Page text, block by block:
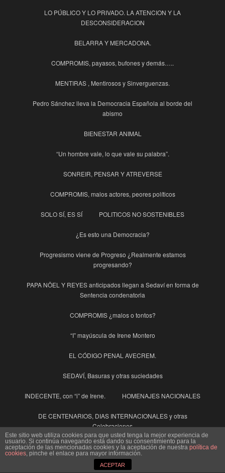
LO PÚBLICO Y LO PRIVADO. LA ATENCION Y LA
DESCONSIDERACION
BELARRA Y MERCADONA.
COMPROMIS, payasos, bufones y demás…..
MENTIRAS , Mentirosos y Sinverguenzas.
Pedro Sánchez lleva la Democracia Española al borde del
abismo
BIENESTAR ANIMAL
“Un hombre vale, lo que vale su palabra”.
SONREIR, PENSAR Y ATREVERSE
COMPROMIS, malos actores, peores políticos
SOLO SÍ, ES SÍ POLITICOS NO SOSTENIBLES
¿Es esto una Democracia?
Progresismo viene de Progreso ¿Realmente estamos
progresando?
PAPA NÖEL Y REYES anticipados llegan a Sedaví en forma de
Sentencia condenatoria
COMPROMIS ¿malos o tontos?
“I” mayúscula de Irene Montero
EL CÓDIGO PENAL AVECREM.
SEDAVÍ, Basuras y otras suciedades
INDECENTE, con “i” de Irene. HOMENAJES NACIONALES
DE CENTENARIOS, DIAS INTERNACIONALES y otras
Celebraciones
AJUNTAMENT DE SEDAVÍ (molt de Postureo i de forment ni un
gra)
Este sitio web utiliza cookies para que usted tenga la mejor experiencia de
usuario. Si continúa navegando está dando su consentimiento para la
aceptación de las mencionadas cookies y la aceptación de nuestra política de
cookies, pinche el enlace para mayor información.
ACEPTAR